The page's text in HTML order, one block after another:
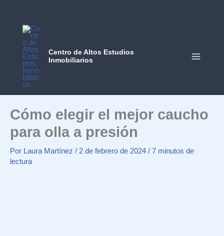
contenido
Centro de Altos Estudios
Inmobiliarios
Cómo elegir el mejor caucho
para olla a presión
Por Laura Martínez / 2 de febrero de 2024 / 7 minutos de
lectura